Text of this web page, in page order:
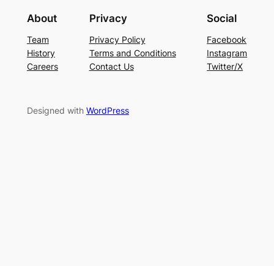
About
Team
History
Careers
Privacy
Privacy Policy
Terms and Conditions
Contact Us
Social
Facebook
Instagram
Twitter/X
Designed with WordPress